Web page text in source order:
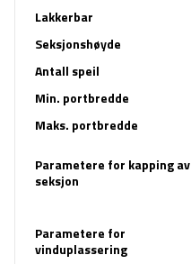
Lakkerbar
Seksjonshøyde
Antall speil
Min. portbredde
Maks. portbredde
Parametere for kapping av
seksjon
Parametere for
vinduplassering